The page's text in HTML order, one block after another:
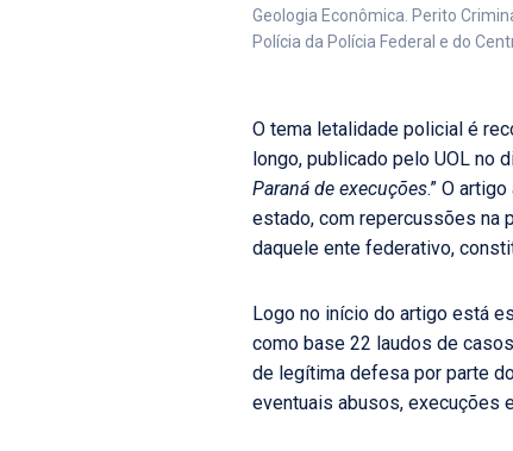
Geologia Econômica. Perito
Polícia da Polícia Federal e do
O tema letalidade policial é
longo, publicado pelo UOL no
Paraná de execuções.” O
estado, com repercussões na
daquele ente federativo,
Logo no início do artigo está
como base 22 laudos de
de legítima defesa por parte
eventuais abusos, execuções